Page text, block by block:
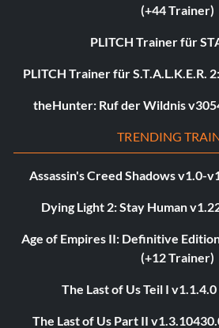
(+44 Trainer)
PLITCH Trainer für
PLITCH Trainer für S.T.A.L.K.E.R.
theHunter: Ruf der Wildnis
TRENDING
Assassin's Creed Shadows v1.0-
Dying Light 2: Stay Human
Age of Empires II: Definitive
(+12 Trainer)
The Last of Us Teil I
The Last of Us Part II